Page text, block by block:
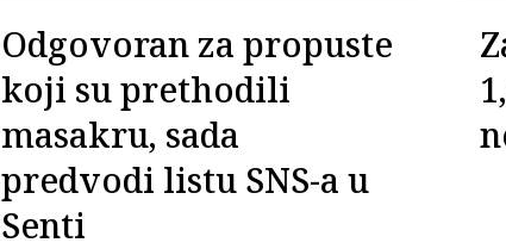
Odgovoran za propuste
koji su prethodili
masakru, sada
predvodi listu SNS-a u
Senti